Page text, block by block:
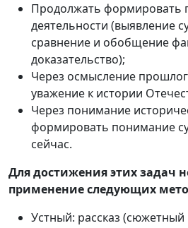
Продолжать формировать
деятельности (выявление
сравнение и обобщение
доказательство);
Через осмысление
уважение к истории
Через понимание
формировать понимание
сейчас.
Для достижения этих задач
применение следующих
Устный: рассказ